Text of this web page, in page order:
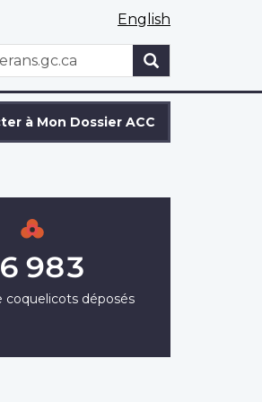
English
à Mon Dossier ACC
983
coquelicots déposés